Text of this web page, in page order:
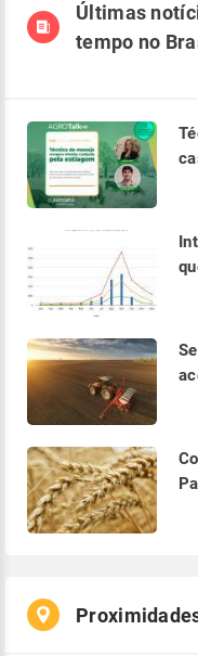
Últimas
tempo no